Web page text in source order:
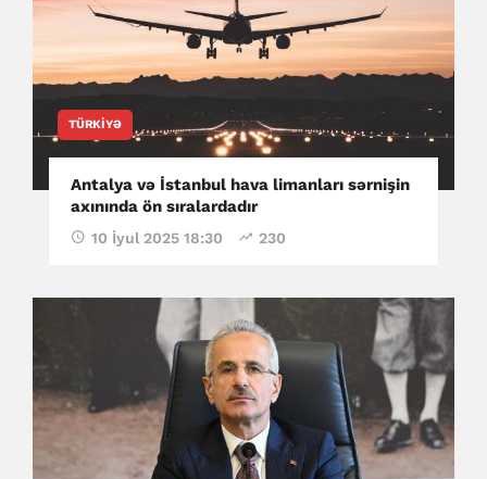
TÜRKIYƏ
Antalya və İstanbul hava limanları sərnişin
axınında ön sıralardadır
10 İyul 2025 18:30 230